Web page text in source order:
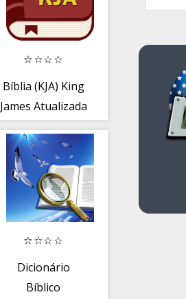
Bíblia (KJA) King
James Atualizada
Dicionário
Bíblico